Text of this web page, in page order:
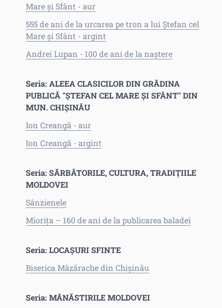
Mare şi Sfânt - aur
555 de ani de la urcarea pe tron a lui Ştefan cel
Mare şi Sfânt - argint
Andrei Lupan - 100 de ani de la naştere
Seria: ALEEA CLASICILOR DIN GRĂDINA
PUBLICĂ "ŞTEFAN CEL MARE ŞI SFÂNT" DIN
MUN. CHIŞINĂU
Ion Creangă - aur
Ion Creangă - argint
Seria: SĂRBĂTORILE, CULTURA, TRADIŢIILE
MOLDOVEI
Sânzienele
Mioriţa – 160 de ani de la publicarea baladei
Seria: LOCAŞURI SFINTE
Biserica Măzărache din Chişinău
Seria: MĂNĂSTIRILE MOLDOVEI